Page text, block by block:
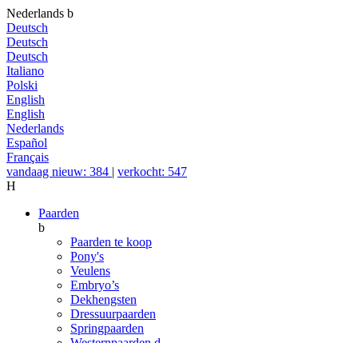
Nederlands b
Deutsch
Deutsch
Deutsch
Italiano
Polski
English
English
Nederlands
Español
Français
vandaag nieuw: 384 | verkocht: 547
H
Paarden
b
Paarden te koop
Pony's
Veulens
Embryo’s
Dekhengsten
Dressuurpaarden
Springpaarden